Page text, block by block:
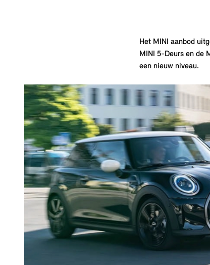
Het MINI aanbod
MINI 5-Deurs en de
een nieuw niveau.